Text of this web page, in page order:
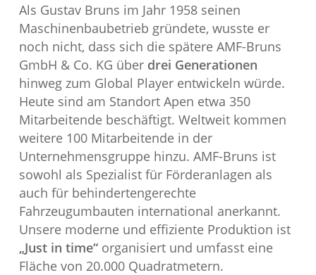
Als Gustav Bruns im Jahr 1958 seinen
Maschinenbaubetrieb gründete, wusste er
noch nicht, dass sich die spätere AMF-Bruns
GmbH & Co. KG über drei Generationen
hinweg zum Global Player entwickeln würde.
Heute sind am Standort Apen etwa 350
Mitarbeitende beschäftigt. Weltweit kommen
weitere 100 Mitarbeitende in der
Unternehmensgruppe hinzu. AMF-Bruns ist
sowohl als Spezialist für Förderanlagen als
auch für behindertengerechte
Fahrzeugumbauten international anerkannt.
Unsere moderne und effiziente Produktion ist
„Just in time“organisiert und umfasst eine
Fläche von 20.000 Quadratmetern.